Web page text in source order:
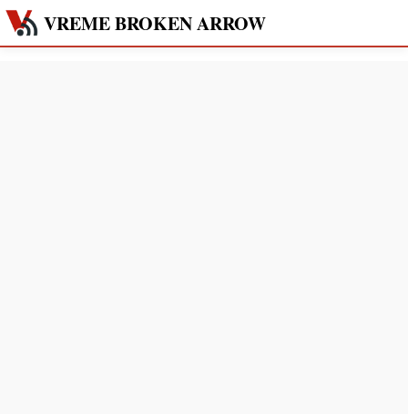
VREME BROKEN ARROW